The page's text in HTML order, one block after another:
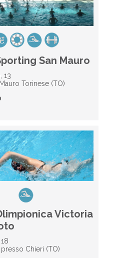
San Mauro
13
Torinese (TO)
Victoria
Chieri (TO)